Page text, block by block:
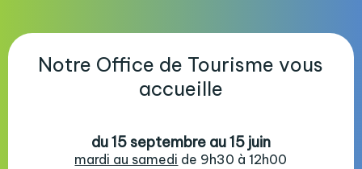
Notre Office de Tourisme vous
accueille
du 15 septembre au 15 juin
mardi au samedi de 9h30 à 12h00